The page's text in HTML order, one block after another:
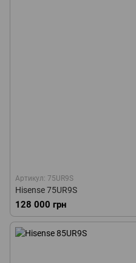
Артикул: 75UR9S
Hisense 75UR9S
128 000 грн